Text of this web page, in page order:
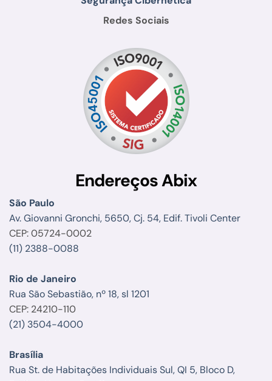
Redes Sociais
Endereços Abix
São Paulo
Av. Giovanni Gronchi, 5650, Cj. 54, Edif. Tivoli Center
CEP: 05724-0002
(11) 2388-0088
Rio de Janeiro
Rua São Sebastião, nº 18, sl 1201
CEP: 24210-110
(21) 3504-4000
Brasília
Rua St. de Habitações Individuais Sul, QI 5, Bloco D,